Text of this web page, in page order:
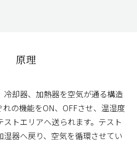
原理
却器、加熱器を空気が通る構造
れの機能をON、OFFさせ、温湿度
トエリアへ送られます。テスト
湿器へ戻り、空気を循環させてい